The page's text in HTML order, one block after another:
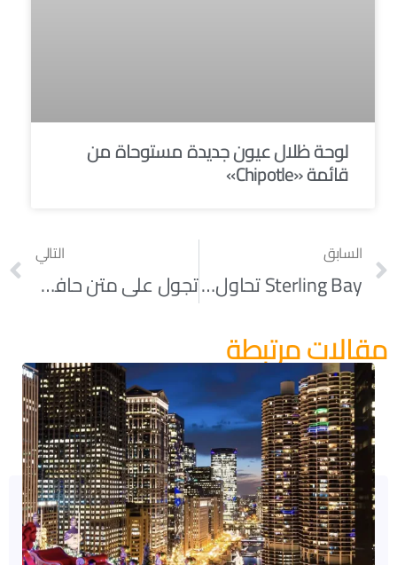
لوحة ظلال عيون جديدة مستوحاة من
قائمة «Chipotle»
السابق
Sterling Bay تحاول جذب مقر Amazon الجديد
التالي
تجول على متن حافلات وقطارات CTA القديمة يوم الأحد
مقالات مرتبطة